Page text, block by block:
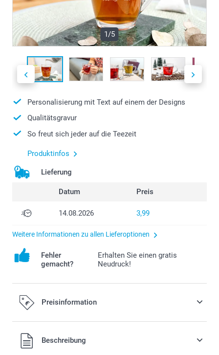
1/5
Personalisierung mit Text auf einem der Designs
Qualitätsgravur
So freut sich jeder auf die Teezeit
Produktinfos
Lieferung
Datum Preis
14.08.2026 3,99
Weitere Informationen zu allen Lieferoptionen
Fehler
gemacht?
Erhalten Sie einen gratis
Neudruck!
Preisinformation
Alle Preise verstehen sich in EURO (€) inkl. MwSt. und zzgl.
Versandkosten.Beschreibung